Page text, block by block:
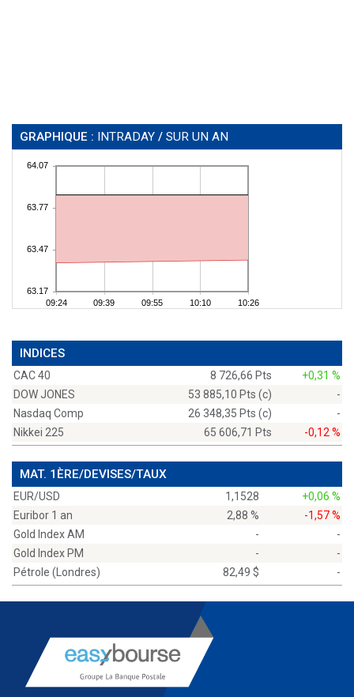
GRAPHIQUE : INTRADAY / SUR UN AN
INDICES
CAC 40 8 726,66 Pts
+0,31 %
DOW JONES
53 885,10 Pts (c)
-
Nasdaq Comp
26 348,35 Pts (c)
-
Nikkei 225
65 606,71 Pts -0,12 %
MAT. 1ÈRE/DEVISES/TAUX
EUR/USD 1,1528
+0,06 %
Euribor 1 an
2,88 %
-1,57 %
Gold Index AM
-
-
Gold Index PM
-
-
Pétrole (Londres)
82,49 $ -